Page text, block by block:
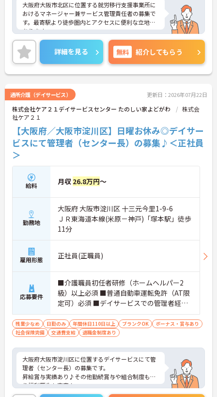
大阪府大阪市北区に位置する就労移行支援事業所に
おけるマネージャー兼サービス管理責任者の募集で
す。最寄駅より徒歩圏内とアクセスに便利な立地に
あります。
勤務時間はフレックスタイム制です。勤務時間を柔
軟に対応できる環境のため、メリハリのある働き方
ができます。
ご興味のある方には、面接対策ポイントなど、さら
に詳細をご案内しますのでお気軽にご相談くださ
詳細を見る 無料 紹介してもらう
通所介護（デイサービス） 更新日：2026年07月22日
株式会社ケア２１デイサービスセンター たのしい家よどがわ
株式会
社ケア２１
【大阪府／大阪市淀川区】日曜お休み◎デイサー
ビスにて管理者（センター長）の募集♪＜正社員
＞
給料 月収 26.8万円～
勤務地
大阪府 大阪市淀川区 十三元今里1-9-6
ＪＲ東海道本線(米原－神戸)「塚本駅」徒歩
11分
雇用形態 正社員(正職員)
応募要件
■介護職員初任者研修（ホームヘルパー2
級）以上必須 ■普通自動車運転免許（AT限
定可）必須 ■デイサービスでの管理者経験
必須 ■介護経験(5年以上) 必須 ■マネジメ
ント経験 必須
残業少なめ 日勤のみ 年間休日110日以上 ブランクOK
ボーナス・賞与あり
社会保険完備
交通費支給 退職金制度あり
大阪府大阪市淀川区に位置するデイサービスにて管
理者（センター長）の募集です。
昇給賞与実績あり♪その他勤続賞与や組合制度もあ
り福利厚生も充実！
ご興味ある方には、面接対策ポイントなど、さらに